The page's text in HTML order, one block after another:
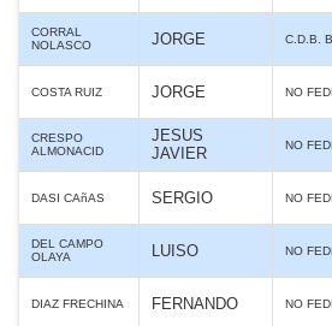
CORRAL
NOLASCO
JORGE C.D.B.
COSTA RUIZ JORGE NO
CRESPO
ALMONACID
JESUS
JAVIER
NO
DASI CAñAS SERGIO NO
DEL CAMPO
OLAYA
LUISO NO
DIAZ FRECHINA FERNANDO NO